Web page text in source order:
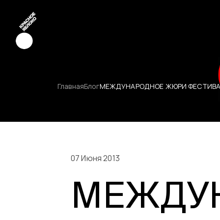
Медиа
Молодые
ГлавнаяБлогМЕЖДУНАРОДНОЕ ЖЮРИ
07 Июня 2013